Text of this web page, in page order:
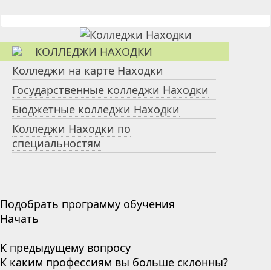
КОЛЛЕДЖИ НАХОДКИ
Колледжи на карте Находки
Государственные колледжи Находки
Бюджетные колледжи Находки
Колледжи Находки по
специальностям
Подобрать программу обучения
Начать
К предыдущему вопросу
К каким профессиям вы больше склонны?